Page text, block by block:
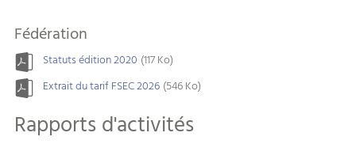
Fédération
Statuts édition 2020 (117 Ko)
Extrait du tarif FSEC 2026 (546 Ko)
Rapports d'activités